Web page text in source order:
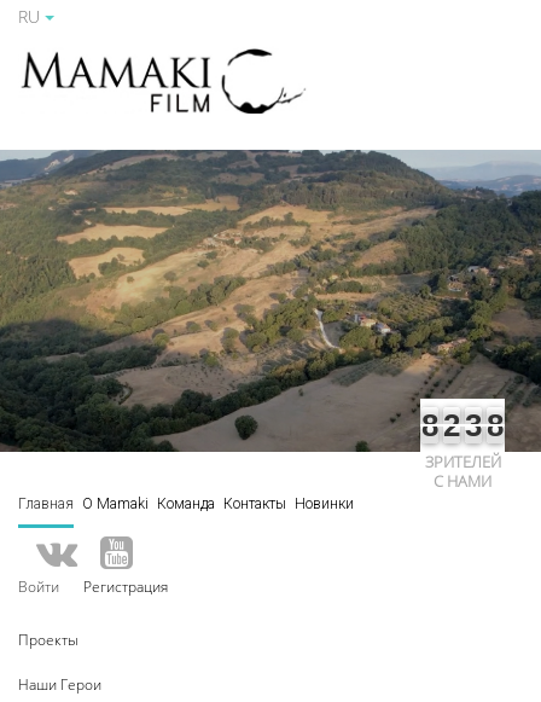
RU
8238
ЗРИТЕЛЕЙ
С НАМИ
Главная О Mamaki Команда Контакты Новинки
Войти Регистрация
Проекты
Наши Герои